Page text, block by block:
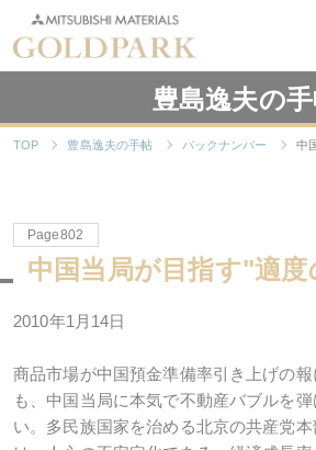
豊島逸夫の
TOP 豊島逸夫の手帖 バックナンバー 中
Page802
中国当局が目指す"適
2010年1月14日
商品市場が中国預金準備率引き上げの
も、中国当局に本気で不動産バブルを
い。多民族国家を治める北京の共産党